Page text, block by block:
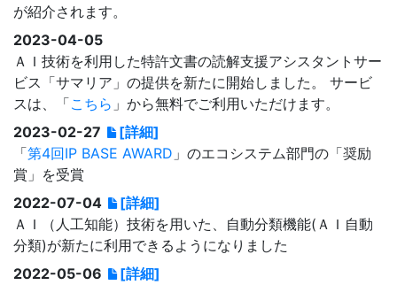
が紹介されます。
2023-04-05
ＡＩ技術を利用した特許文書の読解支援アシスタントサー
ビス「サマリア」の提供を新たに開始しました。 サービ
スは、「こちら 」から無料でご利用いただけます。
2023-02-27
[詳細]
「第4回IP BASE AWARD 」のエコシステム部門の「奨励
賞」を受賞
2022-07-04
[詳細]
ＡＩ（人工知能）技術を用いた、自動分類機能(ＡＩ自動
分類)が新たに利用できるようになりました
2022-05-06
[詳細]